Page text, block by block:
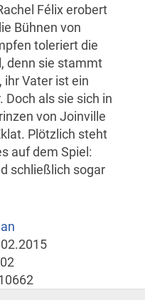
Félix erobert
Bühnen von
toleriert die
denn sie stammt
ihr Vater ist ein
als sie sich in
von Joinville
Plötzlich steht
auf dem Spiel:
schließlich sogar